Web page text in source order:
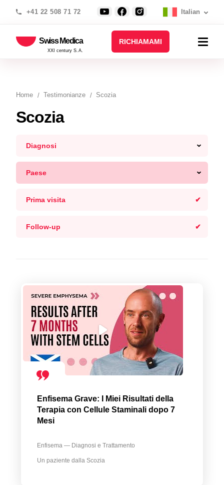
+41 22 508 71 72 Italian
Swiss Medica
XXI century S.A.
RICHIAMAMI
Home Testimonianze Scozia
Scozia
Diagnosi
Paese
Prima visita
Follow-up
Enfisema Grave: I Miei Risultati della
Terapia con Cellule Staminali dopo 7
Mesi
Enfisema — Diagnosi e Trattamento
Un paziente dalla Scozia